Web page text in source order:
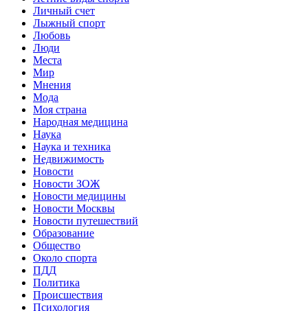
Личный счет
Лыжный спорт
Любовь
Люди
Места
Мир
Мнения
Мода
Моя страна
Народная медицина
Наука
Наука и техника
Недвижимость
Новости
Новости ЗОЖ
Новости медицины
Новости Москвы
Новости путешествий
Образование
Общество
Около спорта
ПДД
Политика
Происшествия
Психология